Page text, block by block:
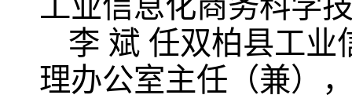
李 斌 任双柏县工业
理办公室主任（兼）